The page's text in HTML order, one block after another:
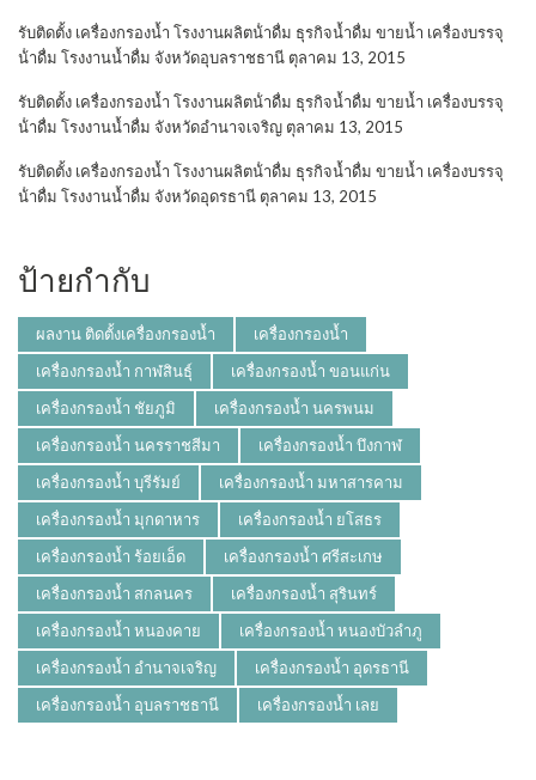
รับติดตั้ง เครื่องกรองน้ำ โรงงานผลิตน้ําดื่ม ธุรกิจน้ำดื่ม ขายน้ำ เครื่องบรรจุ
น้ําดื่ม โรงงานน้ำดื่ม จังหวัดอุบลราชธานี ตุลาคม 13, 2015
รับติดตั้ง เครื่องกรองน้ำ โรงงานผลิตน้ําดื่ม ธุรกิจน้ำดื่ม ขายน้ำ เครื่องบรรจุ
น้ําดื่ม โรงงานน้ำดื่ม จังหวัดอำนาจเจริญ ตุลาคม 13, 2015
รับติดตั้ง เครื่องกรองน้ำ โรงงานผลิตน้ําดื่ม ธุรกิจน้ำดื่ม ขายน้ำ เครื่องบรรจุ
น้ําดื่ม โรงงานน้ำดื่ม จังหวัดอุดรธานี ตุลาคม 13, 2015
ป้ายกำกับ
ผลงาน ติดตั้งเครื่องกรองน้ำ
เครื่องกรองน้ำ
เครื่องกรองน้ำ กาฬสินธุ์
เครื่องกรองน้ำ ขอนแก่น
เครื่องกรองน้ำ ชัยภูมิ
เครื่องกรองน้ำ นครพนม
เครื่องกรองน้ำ นครราชสีมา
เครื่องกรองน้ำ บึงกาฬ
เครื่องกรองน้ำ บุรีรัมย์
เครื่องกรองน้ำ มหาสารคาม
เครื่องกรองน้ำ มุกดาหาร
เครื่องกรองน้ำ ยโสธร
เครื่องกรองน้ำ ร้อยเอ็ด
เครื่องกรองน้ำ ศรีสะเกษ
เครื่องกรองน้ำ สกลนคร
เครื่องกรองน้ำ สุรินทร์
เครื่องกรองน้ำ หนองคาย
เครื่องกรองน้ำ หนองบัวลำภู
เครื่องกรองน้ำ อำนาจเจริญ
เครื่องกรองน้ำ อุดรธานี
เครื่องกรองน้ำ อุบลราชธานี
เครื่องกรองน้ำ เลย